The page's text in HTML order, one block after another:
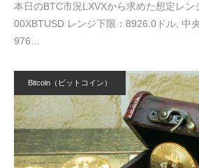
本日のBTC市況LXVXから求めた想定レ
00XBTUSD レンジ下限：8926.0ドル, 中
976…
Bitcoin（ビットコイン）